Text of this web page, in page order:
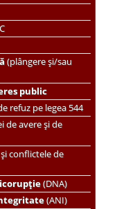
(plângere și/sau
public
refuz pe legea 544
de avere și de
conflictele de
(DNA)
(ANI)